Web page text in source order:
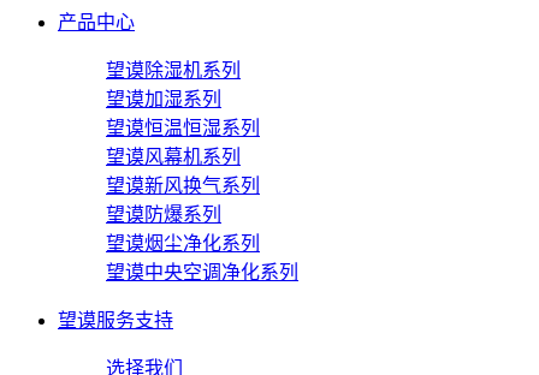
产品中心
望谟除湿机系列
望谟加湿系列
望谟恒温恒湿系列
望谟风幕机系列
望谟新风换气系列
望谟防爆系列
望谟烟尘净化系列
望谟中央空调净化系列
望谟服务支持
选择我们